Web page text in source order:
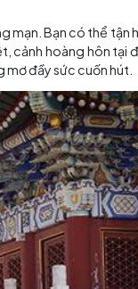
và huyền bí bắt
lại ấn tượng mãnh
trúc đỉnh cao.
giữa thiên nhiên.
diệu và sự
những hình ảnh
khắc đều đọng
tuyệt đẹp và lãng
xa xa. Đặc biệt,